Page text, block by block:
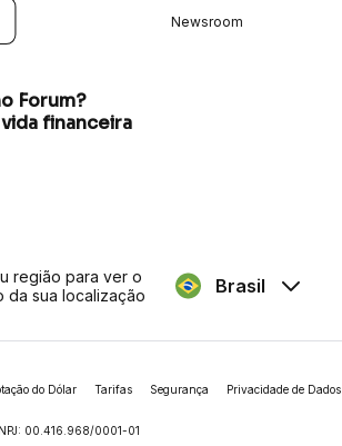
Forum?
financeira
Newsroom
região para ver o
sua localização
Brasil
do Dólar Tarifas Segurança Privacidade de Dados
00.416.968/0001-01